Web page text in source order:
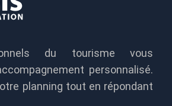
du tourisme vous
personnalisé.
planning tout en répondant